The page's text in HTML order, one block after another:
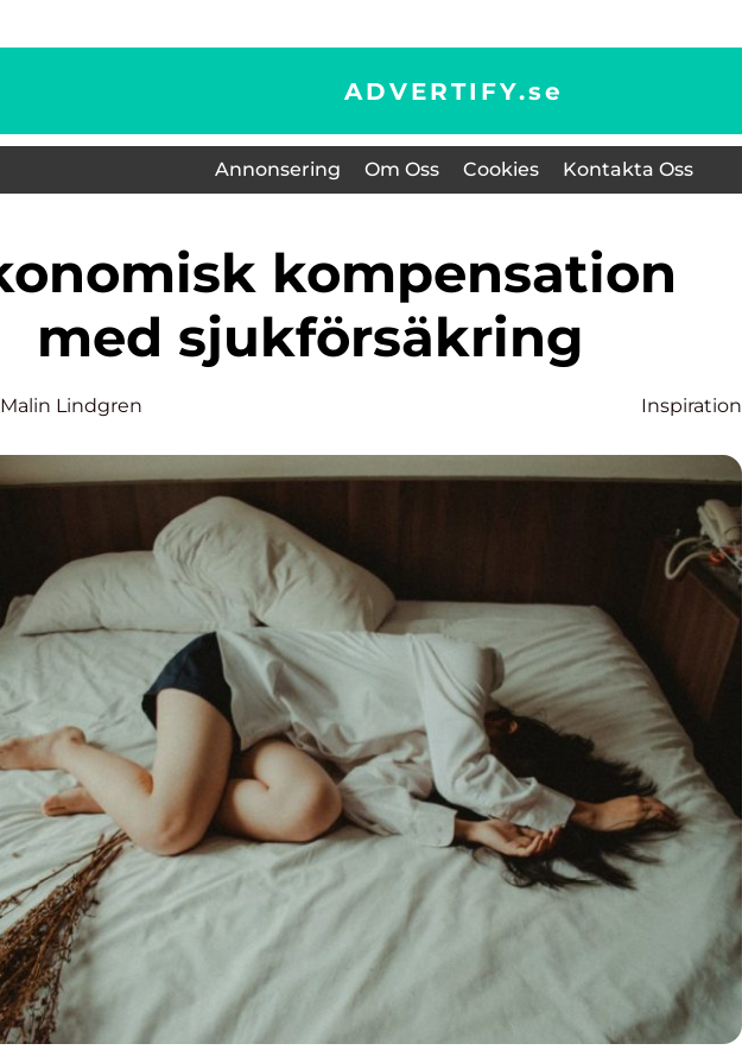
ADVERTIFY.se
Annonsering Om Oss Cookies Kontakta Oss
med sjukförsäkring
Malin Lindgren Inspiration